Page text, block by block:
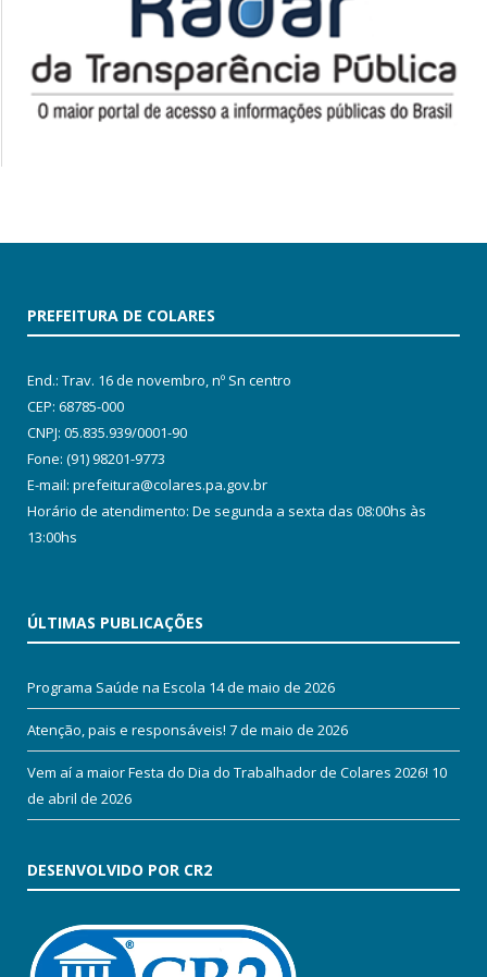
PREFEITURA DE COLARES
End.: Trav. 16 de novembro, nº Sn centro
CEP: 68785-000
CNPJ: 05.835.939/0001-90
Fone: (91) 98201-9773
E-mail: prefeitura@colares.pa.gov.br
Horário de atendimento: De segunda a sexta das 08:00hs às
13:00hs
ÚLTIMAS PUBLICAÇÕES
Programa Saúde na Escola 14 de maio de 2026
Atenção, pais e responsáveis! 7 de maio de 2026
Vem aí a maior Festa do Dia do Trabalhador de Colares 2026! 10
de abril de 2026
DESENVOLVIDO POR CR2